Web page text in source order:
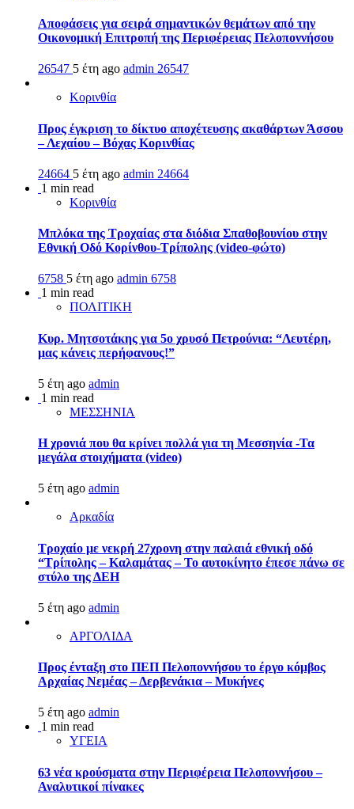
Αποφάσεις για σειρά σημαντικών θεμάτων από την
Οικονομική Επιτροπή της Περιφέρειας Πελοποννήσου
26547 5 έτη ago admin 26547
Κορινθία
Προς έγκριση το δίκτυο αποχέτευσης ακαθάρτων Άσσου
– Λεχαίου – Βόχας Κορινθίας
24664 5 έτη ago admin 24664
1 min read
Κορινθία
Μπλόκα της Τροχαίας στα διόδια Σπαθοβουνίου στην
Εθνική Οδό Κορίνθου-Τρίπολης (video-φώτο)
6758 5 έτη ago admin 6758
1 min read
ΠΟΛΙΤΙΚΗ
Κυρ. Μητσοτάκης για 5ο χρυσό Πετρούνια: “Λευτέρη,
μας κάνεις περήφανους!”
5 έτη ago admin
1 min read
ΜΕΣΣΗΝΙΑ
Η χρονιά που θα κρίνει πολλά για τη Μεσσηνία -Τα
μεγάλα στοιχήματα (video)
5 έτη ago admin
Αρκαδία
Τροχαίο με νεκρή 27χρονη στην παλαιά εθνική οδό
“Τρίπολης – Καλαμάτας – Το αυτοκίνητο έπεσε πάνω σε
στύλο της ΔΕΗ
5 έτη ago admin
ΑΡΓΟΛΙΔΑ
Προς ένταξη στο ΠΕΠ Πελοποννήσου το έργο κόμβος
Αρχαίας Νεμέας – Δερβενάκια – Μυκήνες
5 έτη ago admin
1 min read
ΥΓΕΙΑ
63 νέα κρούσματα στην Περιφέρεια Πελοποννήσου –
Αναλυτικοί πίνακες